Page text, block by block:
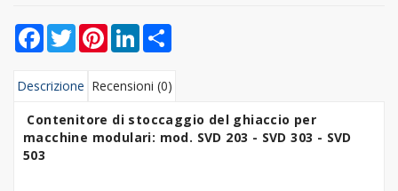
Facebook
TwitterPinterestLinkedIn
Descrizione Recensioni (0)
Contenitore di stoccaggio del ghiaccio per
macchine modulari: mod. SVD 203 - SVD 303 - SVD
503